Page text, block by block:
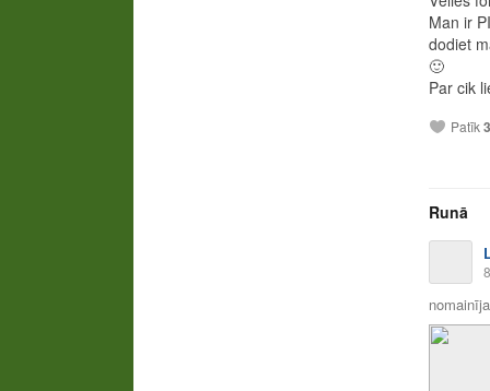
Man ir
dodiet
🙂
Par cik
Patīk3
Runā